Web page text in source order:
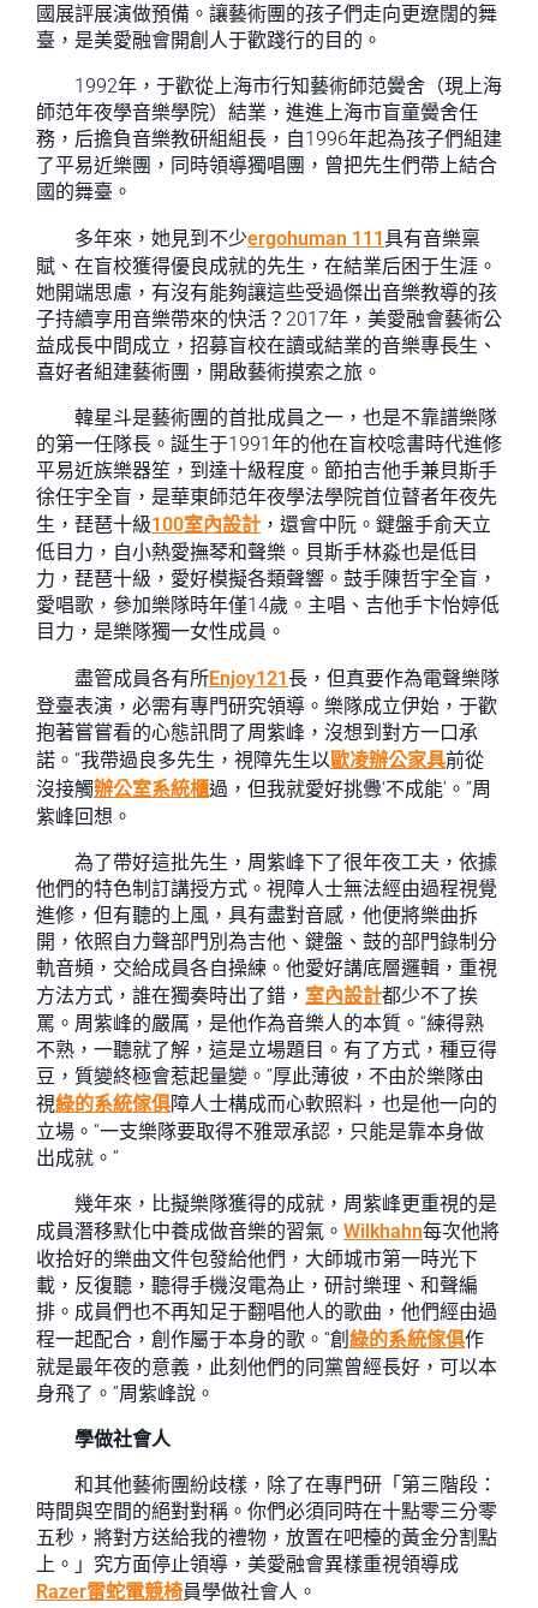
國展評展演做預備。讓藝術團的孩子們走向更遼闊的舞
臺，是美愛融會開創人于歡踐行的目的。
1992年，于歡從上海市行知藝術師范黌舍（現上海
師范年夜學音樂學院）結業，進進上海市盲童黌舍任
務，后擔負音樂教研組組長，自1996年起為孩子們組建
了平易近樂團，同時領導獨唱團，曾把先生們帶上結合
國的舞臺。
多年來，她見到不少ergohuman 111具有音樂稟
賦、在盲校獲得優良成就的先生，在結業后困于生涯。
她開端思慮，有沒有能夠讓這些受過傑出音樂教導的孩
子持續享用音樂帶來的快活？2017年，美愛融會藝術公
益成長中間成立，招募盲校在讀或結業的音樂專長生、
喜好者組建藝術團，開啟藝術摸索之旅。
韓星斗是藝術團的首批成員之一，也是不靠譜樂隊
的第一任隊長。誕生于1991年的他在盲校唸書時代進修
平易近族樂器笙，到達十級程度。節拍吉他手兼貝斯手
徐任宇全盲，是華東師范年夜學法學院首位瞽者年夜先
生，琵琶十級100室內設計 ，還會中阮。鍵盤手俞天立
低目力，自小熱愛撫琴和聲樂。貝斯手林淼也是低目
力，琵琶十級，愛好模擬各類聲響。鼓手陳哲宇全盲，
愛唱歌，參加樂隊時年僅14歲。主唱、吉他手卞怡婷低
目力，是樂隊獨一女性成員。
盡管成員各有所Enjoy121長，但真要作為電聲樂隊
登臺表演，必需有專門研究領導。樂隊成立伊始，于歡
抱著嘗嘗看的心態訊問了周紫峰，沒想到對方一口承
諾。“我帶過良多先生，視障先生以歐凌辦公家具前從
沒接觸辦公室系統櫃過，但我就愛好挑釁‘不成能’。”周
紫峰回想。
為了帶好這批先生，周紫峰下了很年夜工夫，依據
他們的特色制訂講授方式。視障人士無法經由過程視覺
進修，但有聽的上風，具有盡對音感，他便將樂曲拆
開，依照自力聲部門別為吉他、鍵盤、鼓的部門錄制分
軌音頻，交給成員各自操練。他愛好講底層邏輯，重視
方法方式，誰在獨奏時出了錯， 室內設計都少不了挨
罵。周紫峰的嚴厲，是他作為音樂人的本質。“練得熟
不熟，一聽就了解，這是立場題目。有了方式，種豆得
豆，質變終極會惹起量變。”厚此薄彼，不由於樂隊由
視綠的系統傢俱障人士構成而心軟照料，也是他一向的
立場。“一支樂隊要取得不雅眾承認，只能是靠本身做
出成就。”
幾年來，比擬樂隊獲得的成就，周紫峰更重視的是
成員潛移默化中養成做音樂的習氣。 Wilkhahn每次他將
收拾好的樂曲文件包發給他們，大師城市第一時光下
載，反復聽，聽得手機沒電為止，研討樂理、和聲編
排。成員們也不再知足于翻唱他人的歌曲，他們經由過
程一起配合，創作屬于本身的歌。“創 綠的系統傢俱作
就是最年夜的意義，此刻他們的同黨曾經長好，可以本
身飛了。”周紫峰說。
學做社會人
和其他藝術團紛歧樣，除了在專門研「第三階段：
時間與空間的絕對對稱。你們必須同時在十點零三分零
五秒，將對方送給我的禮物，放置在吧檯的黃金分割點
上。」究方面停止領導，美愛融會異樣重視領導成
Razer雷蛇電競椅員學做社會人。